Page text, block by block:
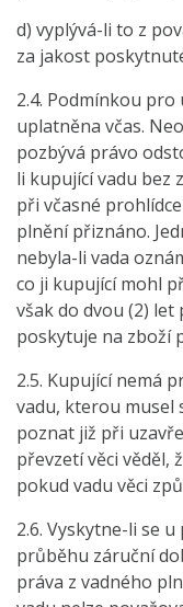
d) vyplývá-li to z
za jakost
2.4. Podmínkou
uplatněna včas.
pozbývá právo
li kupující vadu bez
při včasné
plnění přiznáno.
nebyla-li vada
co ji kupující mohl
však do dvou (2) let
poskytuje na zboží
2.5. Kupující nemá
vadu, kterou musel
poznat již při
převzetí věci věděl,
pokud vadu věci
2.6. Vyskytne-li se
průběhu záruční
práva z vadného